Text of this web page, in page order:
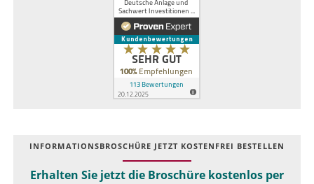
INFOR­MATIONS­BROSCHÜRE JETZT KOSTEN­FREI BESTELLEN
Erhalten Sie jetzt die Broschüre kostenlos per